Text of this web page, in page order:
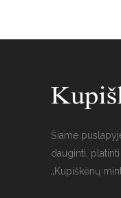
Šiame
dauginti,
„Kupiškėnų